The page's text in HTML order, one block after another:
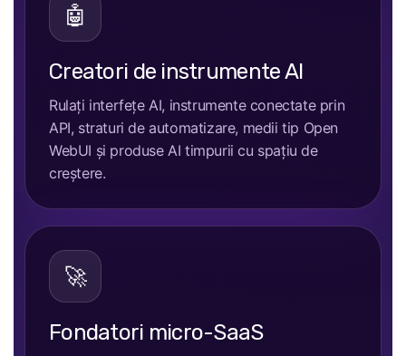
🤖
Creatori de instrumente AI
Rulați interfețe AI, instrumente conectate prin
API, straturi de automatizare, medii tip Open
WebUI și produse AI timpurii cu spațiu de
creștere.
🚀
Fondatori micro-SaaS